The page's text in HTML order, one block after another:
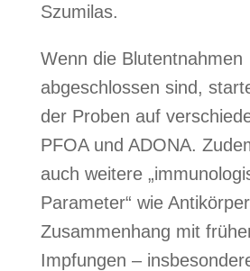
Szumilas.
Wenn die Blutentnahmen
abgeschlossen sind,
der Proben auf
PFOA und ADONA.
auch weitere
Parameter“ wie
Zusammenhang mit
Impfungen –